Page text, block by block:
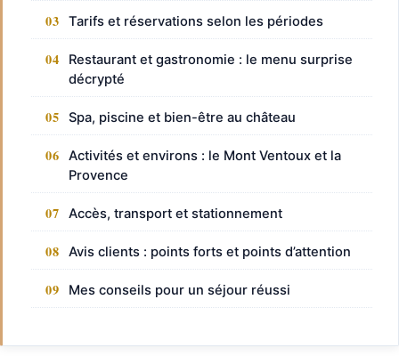
Tarifs et réservations selon les périodes
Restaurant et gastronomie : le menu surprise
décrypté
Spa, piscine et bien-être au château
Activités et environs : le Mont Ventoux et la
Provence
Accès, transport et stationnement
Avis clients : points forts et points d’attention
Mes conseils pour un séjour réussi